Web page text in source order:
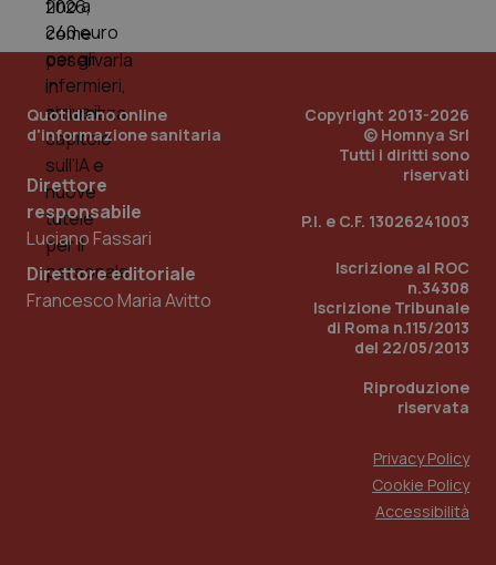
Quotidiano online
d'informazione sanitaria
Direttore
responsabile
Luciano Fassari
Direttore editoriale
Francesco Maria Avitto
Copyright 2013-2026
© Homnya Srl
Tutti i diritti sono
riservati
P.I. e C.F. 13026241003
Iscrizione al ROC
n.34308
Iscrizione Tribunale
di Roma n.115/2013
del 22/05/2013
Riproduzione
riservata
Privacy Policy
Cookie Policy
Accessibilità
_ga_KM60CM4NPH .quotidianosanita.it
1
mese
Scadenza
Scadenza